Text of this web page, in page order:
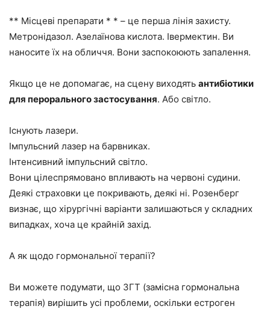
** Місцеві препарати * * – це перша лінія захисту.
Метронідазол. Азелаїнова кислота. Івермектин. Ви
наносите їх на обличчя. Вони заспокоюють запалення.
Якщо це не допомагає, на сцену виходять антибіотики
для перорального застосування. Або світло.
Існують лазери.
Імпульсний лазер на барвниках.
Інтенсивний імпульсний світло.
Вони цілеспрямовано впливають на червоні судини.
Деякі страховки це покривають, деякі ні. Розенберг
визнає, що хірургічні варіанти залишаються у складних
випадках, хоча це крайній захід.
А як щодо гормональної терапії?
Ви можете подумати, що ЗГТ (замісна гормональна
терапія) вирішить усі проблеми, оскільки естроген